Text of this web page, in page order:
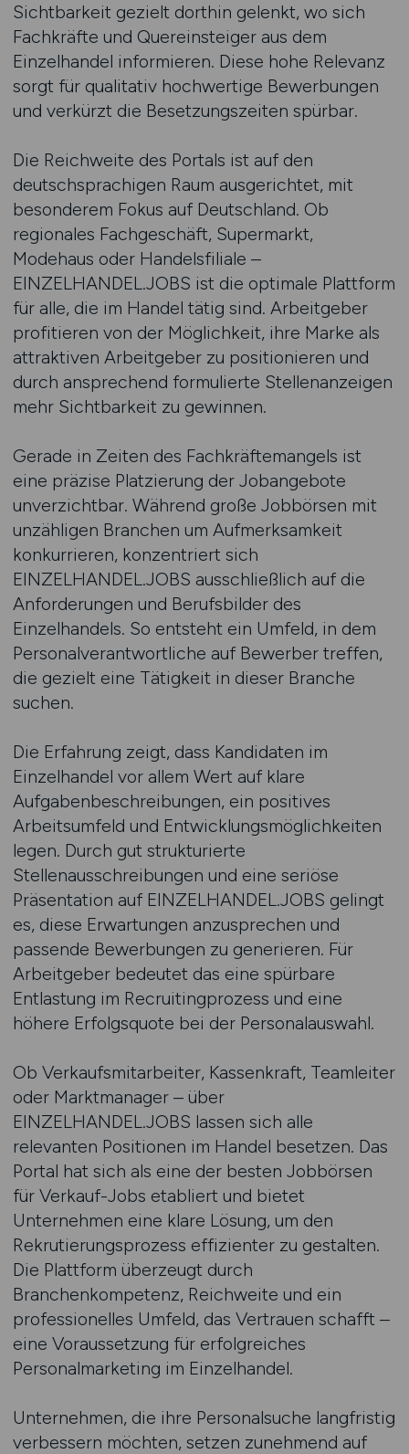
Sichtbarkeit gezielt dorthin gelenkt, wo sich
Fachkräfte und Quereinsteiger aus dem
Einzelhandel informieren. Diese hohe Relevanz
sorgt für qualitativ hochwertige Bewerbungen
und verkürzt die Besetzungszeiten spürbar.
Die Reichweite des Portals ist auf den
deutschsprachigen Raum ausgerichtet, mit
besonderem Fokus auf Deutschland. Ob
regionales Fachgeschäft, Supermarkt,
Modehaus oder Handelsfiliale –
EINZELHANDEL.JOBS ist die optimale Plattform
für alle, die im Handel tätig sind. Arbeitgeber
profitieren von der Möglichkeit, ihre Marke als
attraktiven Arbeitgeber zu positionieren und
durch ansprechend formulierte Stellenanzeigen
mehr Sichtbarkeit zu gewinnen.
Gerade in Zeiten des Fachkräftemangels ist
eine präzise Platzierung der Jobangebote
unverzichtbar. Während große Jobbörsen mit
unzähligen Branchen um Aufmerksamkeit
konkurrieren, konzentriert sich
EINZELHANDEL.JOBS ausschließlich auf die
Anforderungen und Berufsbilder des
Einzelhandels. So entsteht ein Umfeld, in dem
Personalverantwortliche auf Bewerber treffen,
die gezielt eine Tätigkeit in dieser Branche
suchen.
Die Erfahrung zeigt, dass Kandidaten im
Einzelhandel vor allem Wert auf klare
Aufgabenbeschreibungen, ein positives
Arbeitsumfeld und Entwicklungsmöglichkeiten
legen. Durch gut strukturierte
Stellenausschreibungen und eine seriöse
Präsentation auf EINZELHANDEL.JOBS gelingt
es, diese Erwartungen anzusprechen und
passende Bewerbungen zu generieren. Für
Arbeitgeber bedeutet das eine spürbare
Entlastung im Recruitingprozess und eine
höhere Erfolgsquote bei der Personalauswahl.
Ob Verkaufsmitarbeiter, Kassenkraft, Teamleiter
oder Marktmanager – über
EINZELHANDEL.JOBS lassen sich alle
relevanten Positionen im Handel besetzen. Das
Portal hat sich als eine der besten Jobbörsen
für Verkauf-Jobs etabliert und bietet
Unternehmen eine klare Lösung, um den
Rekrutierungsprozess effizienter zu gestalten.
Die Plattform überzeugt durch
Branchenkompetenz, Reichweite und ein
professionelles Umfeld, das Vertrauen schafft –
eine Voraussetzung für erfolgreiches
Personalmarketing im Einzelhandel.
Unternehmen, die ihre Personalsuche langfristig
verbessern möchten, setzen zunehmend auf